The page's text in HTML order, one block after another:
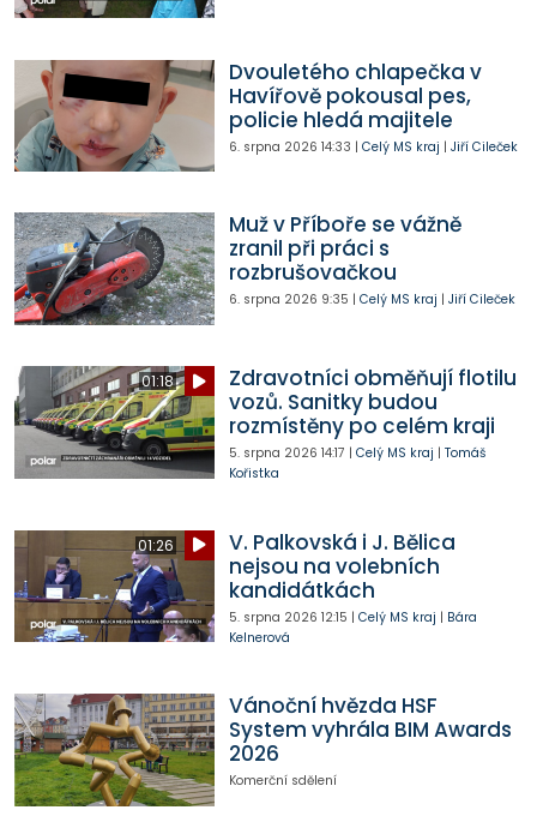
Dvouletého chlapečka v
Havířově pokousal pes,
policie hledá majitele
6. srpna 2026 14:33 | Celý MS kraj | Jiří Cileček
Muž v Příboře se vážně
zranil při práci s
rozbrušovačkou
6. srpna 2026 9:35 | Celý MS kraj | Jiří Cileček
01:18
Zdravotníci obměňují flotilu
vozů. Sanitky budou
rozmístěny po celém kraji
5. srpna 2026 14:17 | Celý MS kraj | Tomáš
Kořistka
01:26
V. Palkovská i J. Bělica
nejsou na volebních
kandidátkách
5. srpna 2026 12:15 | Celý MS kraj | Bára
Kelnerová
Vánoční hvězda HSF
System vyhrála BIM Awards
2026
Komerční sdělení